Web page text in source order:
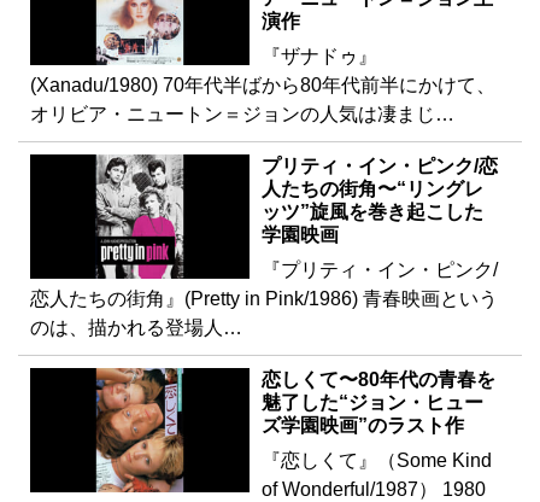
演作
『ザナドゥ』
(Xanadu/1980) 70年代半ばから80年代前半にかけて、
オリビア・ニュートン＝ジョンの人気は凄まじ…
プリティ・イン・ピンク/恋
人たちの街角〜“リングレ
ッツ”旋風を巻き起こした
学園映画
『プリティ・イン・ピンク/
恋人たちの街角』(Pretty in Pink/1986) 青春映画という
のは、描かれる登場人…
恋しくて〜80年代の青春を
魅了した“ジョン・ヒュー
ズ学園映画”のラスト作
『恋しくて』（Some Kind
of Wonderful/1987） 1980